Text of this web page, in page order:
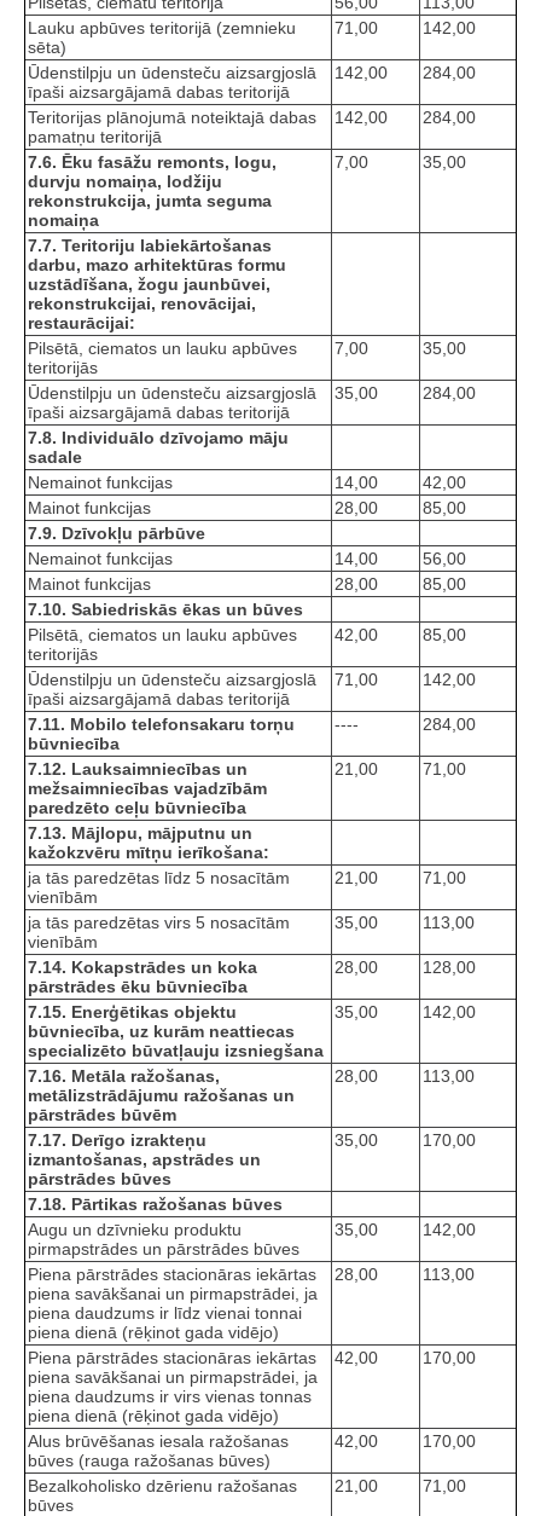
Lauku apbūves teritorijā (zemnieku
sēta)
71,00 142,00
Ūdenstilpju un ūdensteču aizsargjoslā
īpaši aizsargājamā dabas teritorijā
142,00 284,00
Teritorijas plānojumā noteiktajā dabas
pamatņu teritorijā
142,00 284,00
7.6. Ēku fasāžu remonts, logu,
durvju nomaiņa, lodžiju
rekonstrukcija, jumta seguma
nomaiņa
7,00 35,00
7.7. Teritoriju labiekārtošanas
darbu, mazo arhitektūras formu
uzstādīšana, žogu jaunbūvei,
rekonstrukcijai, renovācijai,
restaurācijai:
Pilsētā, ciematos un lauku apbūves
teritorijās
7,00 35,00
Ūdenstilpju un ūdensteču aizsargjoslā
īpaši aizsargājamā dabas teritorijā
35,00 284,00
7.8. Individuālo dzīvojamo māju
sadale
Nemainot funkcijas
14,00
42,00
Mainot funkcijas
28,00
85,00
7.9. Dzīvokļu pārbūve
Nemainot funkcijas
14,00
56,00
Mainot funkcijas
28,00
85,00
7.10. Sabiedriskās ēkas un būves
Pilsētā, ciematos un lauku apbūves
teritorijās
42,00 85,00
Ūdenstilpju un ūdensteču aizsargjoslā
īpaši aizsargājamā dabas teritorijā
71,00 142,00
7.11. Mobilo telefonsakaru torņu
būvniecība
---- 284,00
7.12. Lauksaimniecības un
mežsaimniecības vajadzībām
paredzēto ceļu būvniecība
21,00 71,00
7.13. Mājlopu, mājputnu un
kažokzvēru mītņu ierīkošana:
ja tās paredzētas līdz 5 nosacītām
vienībām
21,00 71,00
ja tās paredzētas virs 5 nosacītām
vienībām
35,00 113,00
7.14. Kokapstrādes un koka
pārstrādes ēku būvniecība
28,00 128,00
7.15. Enerģētikas objektu
būvniecība, uz kurām neattiecas
specializēto būvatļauju izsniegšana
35,00 142,00
7.16. Metāla ražošanas,
metālizstrādājumu ražošanas un
pārstrādes būvēm
28,00 113,00
7.17. Derīgo izrakteņu
izmantošanas, apstrādes un
pārstrādes būves
35,00 170,00
7.18. Pārtikas ražošanas būves
Augu un dzīvnieku produktu
pirmapstrādes un pārstrādes būves
35,00 142,00
Piena pārstrādes stacionāras iekārtas
piena savākšanai un pirmapstrādei, ja
piena daudzums ir līdz vienai tonnai
piena dienā (rēķinot gada vidējo)
28,00 113,00
Piena pārstrādes stacionāras iekārtas
piena savākšanai un pirmapstrādei, ja
piena daudzums ir virs vienas tonnas
piena dienā (rēķinot gada vidējo)
42,00 170,00
Alus brūvēšanas iesala ražošanas
būves (rauga ražošanas būves)
42,00 170,00
Bezalkoholisko dzērienu ražošanas
būves
21,00 71,00